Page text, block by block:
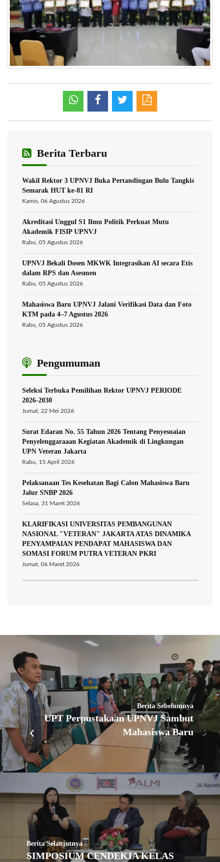
Berita Terbaru
Wakil Rektor 3 UPNVJ Buka Pertandingan Bulu Tangkis
Semarak HUT ke-81 RI
Kamis, 06 Agustus 2026
Akreditasi Unggul S1 Ilmu Politik Perkuat Mutu
Akademik FISIP UPNVJ
Rabu, 05 Agustus 2026
UPNVJ Bekali Dosen MKWK Integrasikan AI secara Etis
dalam RPS dan Asesmen
Rabu, 05 Agustus 2026
Mahasiswa Baru UPNVJ Jalani Verifikasi Data dan Foto
KTM pada 4–7 Agustus 2026
Rabu, 05 Agustus 2026
Pengumuman
Seleksi Terbuka Pemilihan Rektor UPNVJ PERIODE
2026-2030
Jumat, 22 Mei 2026
Surat Edaran No. 55 Tahun 2026 Tentang Penyesuaian
Penyelenggaraaan Kegiatan Akademik di Lingkungan
UPN Veteran Jakarta
Rabu, 15 April 2026
Pelaksanaan Tes Kesehatan Bagi Calon Mahasiswa Baru
Jalur SNBP 2026
Selasa, 31 Maret 2026
KLARIFIKASI UNIVERSITAS PEMBANGUNAN
NASIONAL "VETERAN" JAKARTA ATAS DINAMIKA
PENYAMPAIAN PENDAPAT MAHASISWA DAN
SOMASI FORUM PUTRA VETERAN PKRI
Jumat, 06 Maret 2026
Berita Sebelumnya
UPT Perpustakaan UPNVJ Sambut
Mahasiswa Baru
Berita Selanjutnya
SIMPOSIUM CENDEKIA KELAS